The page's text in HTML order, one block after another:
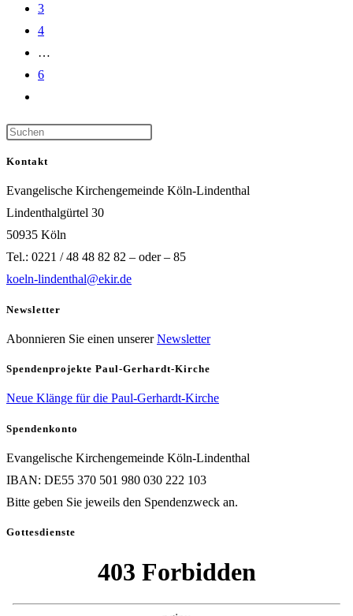
3
4
…
6
nächsten
Seite
Kontakt
Evangelische Kirchengemeinde Köln-Lindenthal
Lindenthalgürtel 30
50935 Köln
Tel.: 0221 / 48 48 82 82 – oder – 85
koeln-lindenthal@ekir.de
Newsletter
Abonnieren Sie einen unsererNewsletter
Spendenprojekte Paul-Gerhardt-Kirche
Neue Klänge für die Paul-Gerhardt-Kirche
Spendenkonto
Evangelische Kirchengemeinde Köln-Lindenthal
IBAN: DE55 370 501 980 030 222 103
Bitte geben Sie jeweils den Spendenzweck an.
Gottesdienste